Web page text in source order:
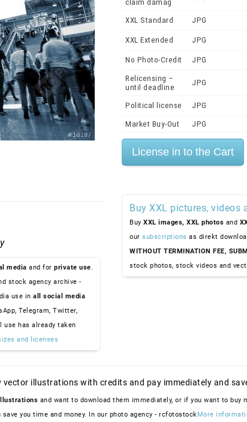
media and for private use.
stock agency archive -
use in all social media
Telegram, Twitter,
has already taken
and licenses
claim damag
XXL Standard JPG
XXL Extended JPG
No Photo-Credit JPG
Relicensing –
until deadline
JPG
Political license JPG
Market Buy-Out JPG
Buy XXL pictures,
Buy XXL images, XXL photos and
our subscriptions as direkt
WITHOUT TERMINATION FEE,
stock photos, stock videos and
vector illustrations with credits and pay immediately and
and want to download them immediately, or if you want to buy
you time and money. In our photo agency - rcfotostockMore